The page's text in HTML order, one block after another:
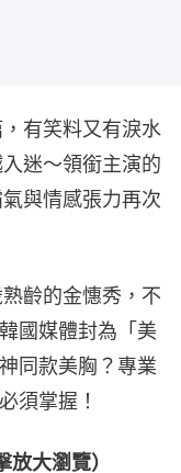
有笑料又有淚水
迷～領銜主演的
與情感張力再次
齡的金憓秀，不
國媒體封為「美
同款美胸？專業
須掌握！
大瀏覽）